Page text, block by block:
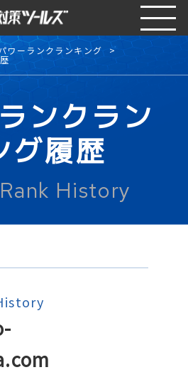
ワーランクランキング
ンクラン
グ履歴
History